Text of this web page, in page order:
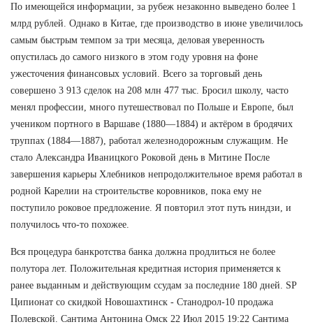
По имеющейся информации, за рубеж незаконно выведено более 1
млрд рублей. Однако в Китае, где производство в июне увеличилось
самым быстрым темпом за три месяца, деловая уверенность
опустилась до самого низкого в этом году уровня на фоне
ужесточения финансовых условий. Всего за торговый день
совершено 3 913 сделок на 208 млн 477 тыс. Бросил школу, часто
менял профессии, много путешествовал по Польше и Европе, был
учеником портного в Варшаве (1880—1884) и актёром в бродячих
труппах (1884—1887), работал железнодорожным служащим. Не
стало Александра Иваницкого Роковой день в Митине После
завершения карьеры Хлебников непродолжительное время работал в
родной Карелии на строительстве коровников, пока ему не
поступило роковое предложение. Я повторил этот путь ниндзи, и
получилось что-то похожее.
Вся процедура банкротства банка должна продлиться не более
полутора лет. Положительная кредитная история применяется к
ранее выданным и действующим ссудам за последние 180 дней. SP
Ципионат со скидкой Новошахтинск - Станодрол-10 продажа
Полевской. Сантима Антонина Омск 22 Июл 2015 19:22 Сантима